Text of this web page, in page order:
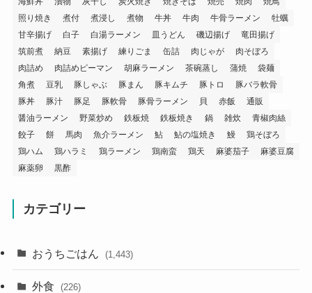
照り焼き
煮付 煮浸し 煮物 牛丼 牛肉 牛骨ラーメン
牡蠣
甘辛揚げ
白子 白湯ラーメン 皿うどん 磯辺揚げ
竜田揚げ
筑前煮
納豆 素揚げ 練りごま 缶詰 肉じゃが
肉そぼろ
肉詰め
肉詰めピーマン 胡麻ラーメン 茶碗蒸し 蒲焼
袋麺
角煮
豆乳 豚しゃぶ 豚まん 豚キムチ 豚トロ
豚バラ軟骨
豚丼
豚汁 豚足 豚軟骨 豚骨ラーメン 貝 赤飯
通販
醤油ラーメン
野菜炒め 鉄板焼 鉄板焼き 鍋 雑炊
青椒肉絲
餃子
餅 馬肉 魚介ラーメン 鮎 鮎の塩焼き 鰻
鶏そぼろ
鶏ハム
鶏ハラミ 鶏ラーメン 鶏南蛮 鶏天 麻婆茄子
麻婆豆腐
麻薬卵
黒酢
カテゴリー
おうちごはん (1,443)
外食 (226)